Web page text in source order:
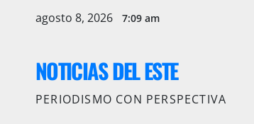
agosto 8, 2026 7:09 am
NOTICIAS DEL ESTE
PERIODISMO CON PERSPECTIVA